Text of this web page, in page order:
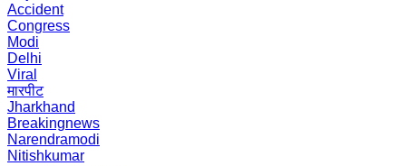
Accident
Congress
Modi
Delhi
Viral
मारपीट
Jharkhand
Breakingnews
Narendramodi
Nitishkumar